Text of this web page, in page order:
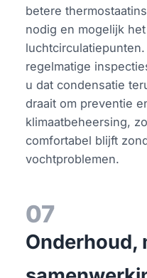
betere
nodig en mogelijk
regelmatige
u dat condensatie
draait om preventie
klimaatbeheersing,
comfortabel blijft
vochtproblemen.
07
Onderhoud,